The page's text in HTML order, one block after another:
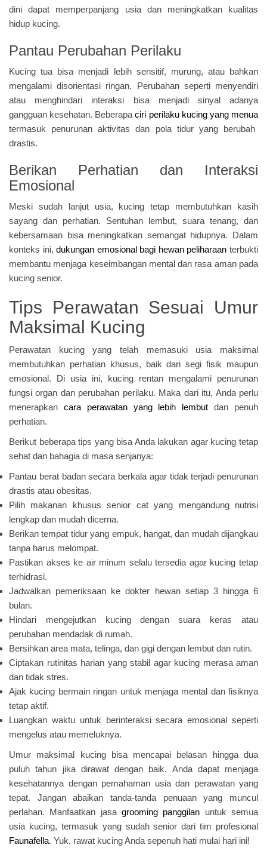
dini dapat memperpanjang usia dan meningkatkan kualitas
hidup kucing.
Pantau Perubahan Perilaku
Kucing tua bisa menjadi lebih sensitif, murung, atau bahkan
mengalami disorientasi ringan. Perubahan seperti menyendiri
atau menghindari interaksi bisa menjadi sinyal adanya
gangguan kesehatan. Beberapa ciri perilaku kucing yang menua
termasuk penurunan aktivitas dan pola tidur yang berubah
drastis.
Berikan Perhatian dan Interaksi
Emosional
Meski sudah lanjut usia, kucing tetap membutuhkan kasih
sayang dan perhatian. Sentuhan lembut, suara tenang, dan
kebersamaan bisa meningkatkan semangat hidupnya. Dalam
konteks ini, dukungan emosional bagi hewan peliharaan terbukti
membantu menjaga keseimbangan mental dan rasa aman pada
kucing senior.
Tips Perawatan Sesuai Umur
Maksimal Kucing
Perawatan kucing yang telah memasuki usia maksimal
membutuhkan perhatian khusus, baik dari segi fisik maupun
emosional. Di usia ini, kucing rentan mengalami penurunan
fungsi organ dan perubahan perilaku. Maka dari itu, Anda perlu
menerapkan cara perawatan yang lebih lembut dan penuh
perhatian.
Berikut beberapa tips yang bisa Anda lakukan agar kucing tetap
sehat dan bahagia di masa senjanya:
Pantau berat badan secara berkala agar tidak terjadi penurunan
drastis atau obesitas.
Pilih makanan khusus senior cat yang mengandung nutrisi
lengkap dan mudah dicerna.
Berikan tempat tidur yang empuk, hangat, dan mudah dijangkau
tanpa harus melompat.
Pastikan akses ke air minum selalu tersedia agar kucing tetap
terhidrasi.
Jadwalkan pemeriksaan ke dokter hewan setiap 3 hingga 6
bulan.
Hindari mengejutkan kucing dengan suara keras atau
perubahan mendadak di rumah.
Bersihkan area mata, telinga, dan gigi dengan lembut dan rutin.
Ciptakan rutinitas harian yang stabil agar kucing merasa aman
dan tidak stres.
Ajak kucing bermain ringan untuk menjaga mental dan fisiknya
tetap aktif.
Luangkan waktu untuk berinteraksi secara emosional seperti
mengelus atau memeluknya.
Umur maksimal kucing bisa mencapai belasan hingga dua
puluh tahun jika dirawat dengan baik. Anda dapat menjaga
kesehatannya dengan pemahaman usia dan perawatan yang
tepat. Jangan abaikan tanda-tanda penuaan yang muncul
perlahan. Manfaatkan jasa grooming panggilan untuk semua
usia kucing, termasuk yang sudah senior dari tim profesional
Faunafella. Yuk, rawat kucing Anda sepenuh hati mulai hari ini!